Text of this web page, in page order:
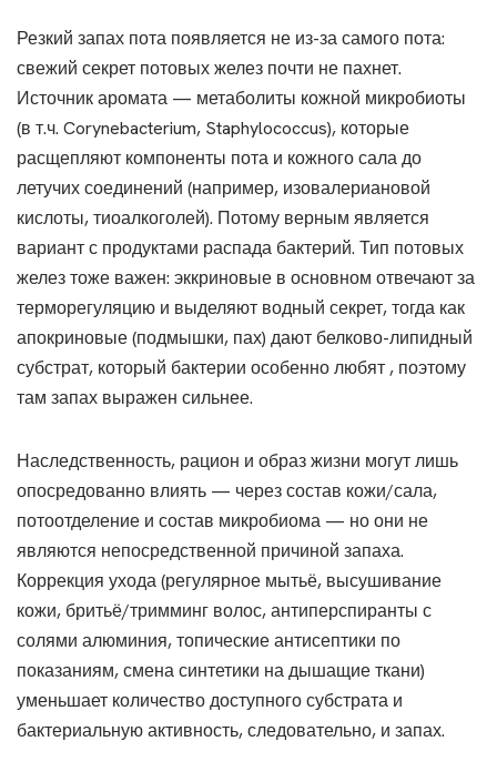
Резкий запах пота появляется не из-за самого пота:
свежий секрет потовых желез почти не пахнет.
Источник аромата — метаболиты кожной микробиоты
(в т.ч. Corynebacterium, Staphylococcus), которые
расщепляют компоненты пота и кожного сала до
летучих соединений (например, изовалериановой
кислоты, тиоалкоголей). Потому верным является
вариант с продуктами распада бактерий. Тип потовых
желез тоже важен: эккриновые в основном отвечают за
терморегуляцию и выделяют водный секрет, тогда как
апокриновые (подмышки, пах) дают белково-липидный
субстрат, который бактерии особенно любят , поэтому
там запах выражен сильнее.
Наследственность, рацион и образ жизни могут лишь
опосредованно влиять — через состав кожи/сала,
потоотделение и состав микробиома — но они не
являются непосредственной причиной запаха.
Коррекция ухода (регулярное мытьё, высушивание
кожи, бритьё/тримминг волос, антиперспиранты с
солями алюминия, топические антисептики по
показаниям, смена синтетики на дышащие ткани)
уменьшает количество доступного субстрата и
бактериальную активность, следовательно, и запах.